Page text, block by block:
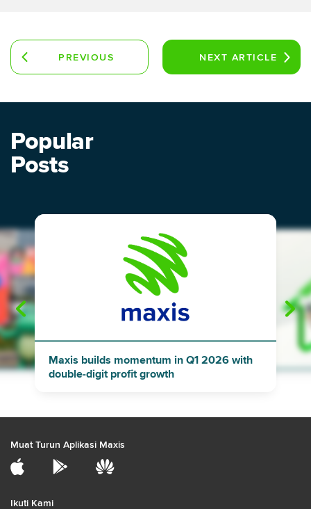
PREVIOUS
NEXT ARTICLE
Popular
Posts
"
Maxis builds momentum in Q1 2026 with
double-digit profit growth
Muat Turun Aplikasi Maxis
Ikuti Kami